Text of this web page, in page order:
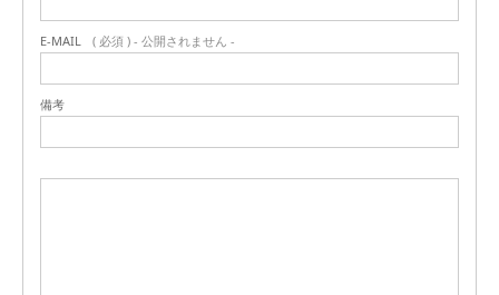
E-MAIL ( 必須 ) - 公開されません -
備考